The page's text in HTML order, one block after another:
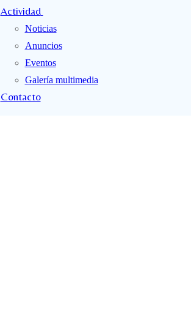
Actividad
Noticias
Anuncios
Eventos
Galería multimedia
Contacto